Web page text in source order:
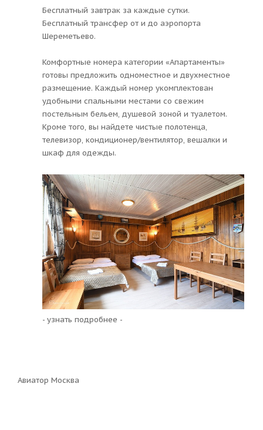
Бесплатный завтрак за каждые сутки.
Бесплатный трансфер от и до аэропорта
Шереметьево.
Комфортные номера категории «Апартаменты»
готовы предложить одноместное и двухместное
размещение. Каждый номер укомплектован
удобными спальными местами со свежим
постельным бельем, душевой зоной и туалетом.
Кроме того, вы найдете чистые полотенца,
телевизор, кондиционер/вентилятор, вешалки и
шкаф для одежды.
- узнать подробнее -
Авиатор Москва